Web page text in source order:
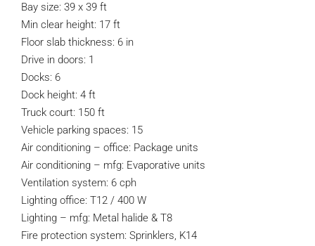
Bay size: 39 x 39 ft
Min clear height: 17 ft
Floor slab thickness: 6 in
Drive in doors: 1
Docks: 6
Dock height: 4 ft
Truck court: 150 ft
Vehicle parking spaces: 15
Air conditioning – office: Package units
Air conditioning – mfg: Evaporative units
Ventilation system: 6 cph
Lighting office: T12 / 400 W
Lighting – mfg: Metal halide & T8
Fire protection system: Sprinklers, K14